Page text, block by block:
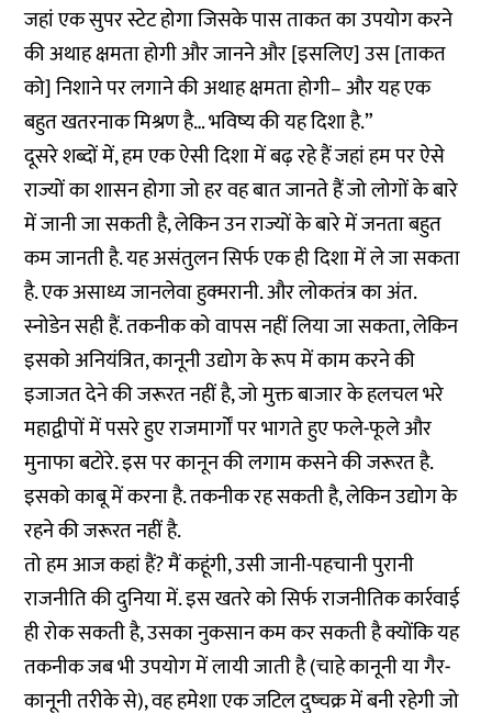
जहां एक सुपर स्टेट होगा जिसके पास ताकत का उपयोग करने
की अथाह क्षमता होगी और जानने और [इसलिए] उस [ताकत
को] निशाने पर लगाने की अथाह क्षमता होगी– और यह एक
बहुत खतरनाक मिश्रण है… भविष्य की यह दिशा है.”
दूसरे शब्दों में, हम एक ऐसी दिशा में बढ़ रहे हैं जहां हम पर ऐसे
राज्यों का शासन होगा जो हर वह बात जानते हैं जो लोगों के बारे
में जानी जा सकती है, लेकिन उन राज्यों के बारे में जनता बहुत
कम जानती है. यह असंतुलन सिर्फ एक ही दिशा में ले जा सकता
है. एक असाध्य जानलेवा हुक्मरानी. और लोकतंत्र का अंत.
स्नोडेन सही हैं. तकनीक को वापस नहीं लिया जा सकता, लेकिन
इसको अनियंत्रित, कानूनी उद्योग के रूप में काम करने की
इजाजत देने की जरूरत नहीं है, जो मुक्त बाजार के हलचल भरे
महाद्वीपों में पसरे हुए राजमार्गों पर भागते हुए फले-फूले और
मुनाफा बटोरे. इस पर कानून की लगाम कसने की जरूरत है.
इसको काबू में करना है. तकनीक रह सकती है, लेकिन उद्योग के
रहने की जरूरत नहीं है.
तो हम आज कहां हैं? मैं कहूंगी, उसी जानी-पहचानी पुरानी
राजनीति की दुनिया में. इस खतरे को सिर्फ राजनीतिक कार्रवाई
ही रोक सकती है, उसका नुकसान कम कर सकती है क्योंकि यह
तकनीक जब भी उपयोग में लायी जाती है (चाहे कानूनी या गैर-
कानूनी तरीके से), वह हमेशा एक जटिल दुष्चक्र में बनी रहेगी जो